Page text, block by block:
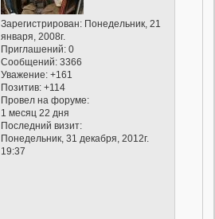
Зарегистрирован: Понедельник, 21
января, 2008г.
Приглашений: 0
Сообщений: 3366
Уважение: +161
Позитив: +114
Провел на форуме:
1 месяц 22 дня
Последний визит:
Понедельник, 31 декабря, 2012г.
19:37